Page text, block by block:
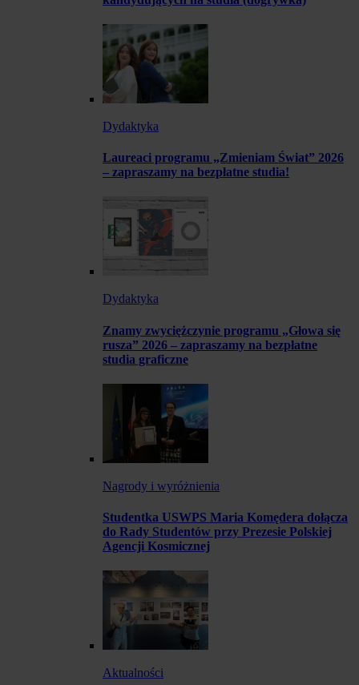
Dydaktyka
Laureaci programu „Zmieniam Świat” 2026
– zapraszamy na bezpłatne studia!
Dydaktyka
Znamy zwyciężczynie programu „Głowa się
rusza” 2026 – zapraszamy na bezpłatne
studia graficzne
Nagrody i wyróżnienia
Studentka USWPS Maria Komędera dołącza
do Rady Studentów przy Prezesie Polskiej
Agencji Kosmicznej
Aktualności